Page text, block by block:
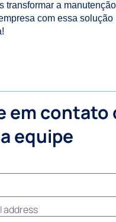
transformar a manutenção
com essa solução
em contato
equipe
address